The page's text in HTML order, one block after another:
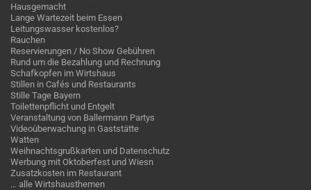
Hausgemacht
Lange Wartezeit beim Essen
Leitungswasser kostenlos?
Rauchen
Reservierungen / No Show Gebühren
Rund um die Bezahlung und Rechnung
Schafkopfen im Wirtshaus
Stillen in Cafés und Restaurants
Stille Tage Bayern
Toilettenpflicht und Entgelt
Veranstaltung von Ballermann Partys
Videoüberwachung in Gaststätte
Watten
Weihnachtsgrußkarten und Datenschutz
Werbung mit Oktoberfest und Wiesn
Zusatzkosten im Restaurant
… alle Wirtshausthemen